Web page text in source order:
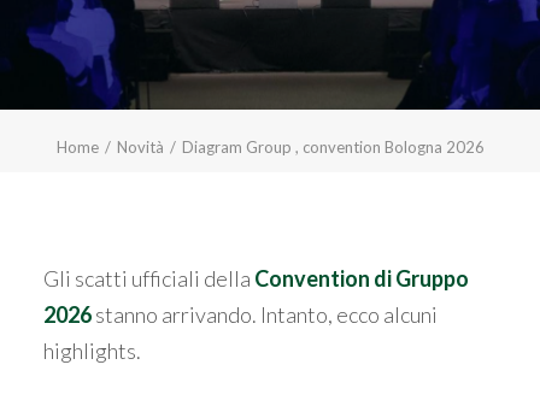
Home Novità Diagram Group , convention Bologna 2026
Gli scatti ufficiali della Convention di Gruppo
2026stanno arrivando. Intanto, ecco alcuni
highlights.